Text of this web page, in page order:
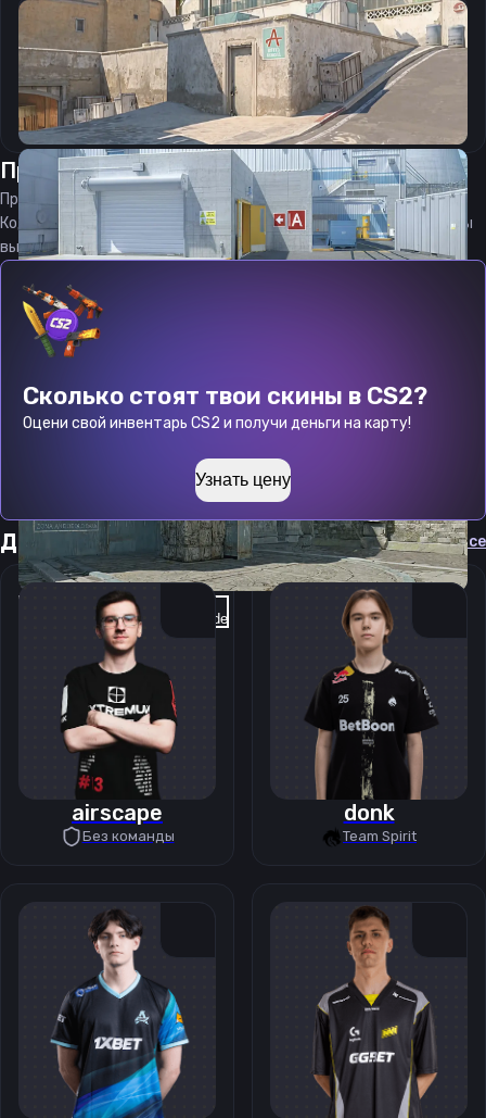
Previous slide Next slide
CSGO-Sk6Zc-PYm9m-7778q-HEX9a-HidBN
Скопировать
Прицелаллуот09.08.2026
Прицел allu является актуальным на 09.08.2026
Код прицела
CS 2 стараемся еженедельно обновлять, чтобы
вы могли играть с актуальными настройками игрока.
Сколько стоят твои скины в CS2?
Оцени свой инвентарь CS2 и получи деньги на карту!
Узнать цену
Другие прицелы Cмотреть все
airscape
Без команды
donk
Team Spirit